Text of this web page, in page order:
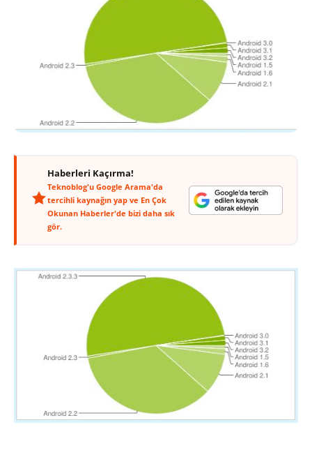
Haberleri Kaçırma!
Teknoblog'u Google Arama'da
tercihli kaynağın yap ve En Çok
Okunan Haberler'de bizi daha sık
gör.